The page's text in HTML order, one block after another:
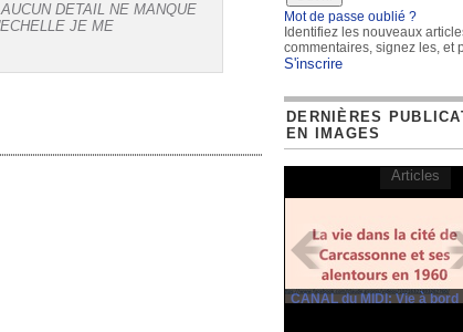
DETAIL NE MANQUE
JE ME
Mot de passe oublié ?
Identifiez les nouveaux
commentaires, signez les, et
S'inscrire
DERNIÈRES
EN IMAGES
CANAL du MIDI: Vie à bord
Articles